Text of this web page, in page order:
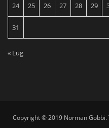
24 25 26 27 28 29
31
« Lug
Copyright © 2019 Norman